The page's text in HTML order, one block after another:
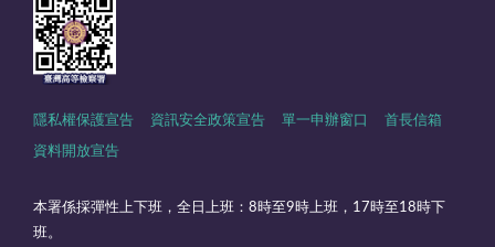
隱私權保護宣告 資訊安全政策宣告 單一申辦窗口 首長信箱
資料開放宣告
本署係採彈性上下班，全日上班：8時至9時上班，17時至18時下
班。